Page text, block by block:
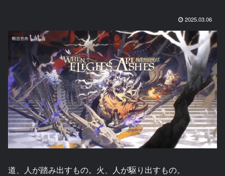
2025.03.06
道、人が踏み出すもの。火、人が駆り出すもの。